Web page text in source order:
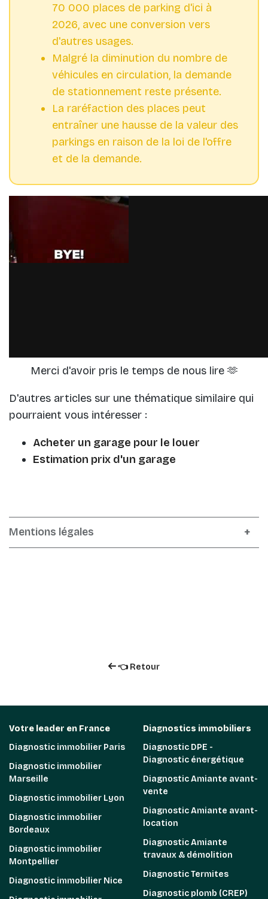
70 000 places de parking d'ici à
2026, avec une conversion vers
d'autres usages.
Malgré la diminution du nombre de
véhicules en circulation, la demande
de stationnement reste présente.
La raréfaction des places peut
entraîner une hausse de la valeur des
parkings en raison de la loi de l'offre
et de la demande.
Merci d'avoir pris le temps de nous lire 🫶
D'autres articles sur une thématique similaire qui
pourraient vous intéresser :
Acheter un garage pour le louer
Estimation prix d'un garage
Mentions légales
👈 Retour
Votre leader en France
Diagnostic immobilier Paris
Diagnostic immobilier
Marseille
Diagnostic immobilier Lyon
Diagnostic immobilier
Bordeaux
Diagnostic immobilier
Montpellier
Diagnostic immobilier Nice
Diagnostics immobiliers
Diagnostic DPE -
Diagnostic énergétique
Diagnostic Amiante avant-
vente
Diagnostic Amiante avant-
location
Diagnostic Amiante
travaux & démolition
Diagnostic Termites
Diagnostic plomb (CREP)